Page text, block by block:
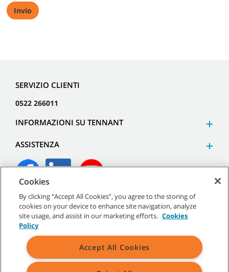
SERVIZIO CLIENTI
0522 266011
INFORMAZIONI SU TENNANT
ASSISTENZA
2026 Tennant Company. Tutti i diritti riservati.
Mappa del sito Termini generali |Termini di utilizzo
Termini
di vendita
Cookies
By clicking “Accept All Cookies”, you agree to the storing of
cookies on your device to enhance site navigation, analyze
site usage, and assist in our marketing efforts. Cookies
Policy
Accept All Cookies